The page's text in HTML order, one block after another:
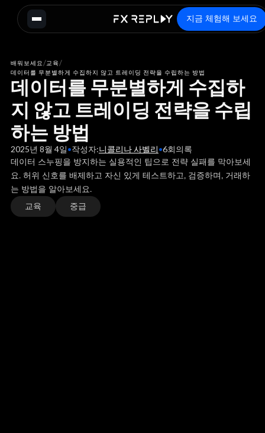
지금 체험해 보세요
배워보세요/교육/
데이터를 무분별하게 수집하지 않고 트레이딩 전략을 수립하는 방법
데이터를 무분별하게 수집하
지 않고 트레이딩 전략을 수립
하는 방법
2025년 8월 4일•작성자:니콜리나 사벨리•6회의록
데이터 스누핑을 방지하는 실용적인 팁으로 전략 실패를 막아보세
요. 허위 신호를 배제하고 자신 있게 테스트하고, 검증하며, 거래하
는 방법을 알아보세요.
교육 중급